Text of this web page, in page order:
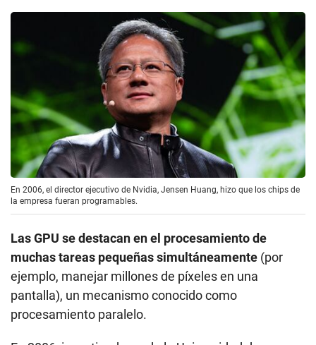
En 2006, el director ejecutivo de Nvidia, Jensen Huang, hizo que los chips de
la empresa fueran programables.
Las GPU se destacan en el procesamiento de
muchas tareas pequeñas simultáneamente (por
ejemplo, manejar millones de píxeles en una
pantalla), un mecanismo conocido como
procesamiento paralelo.